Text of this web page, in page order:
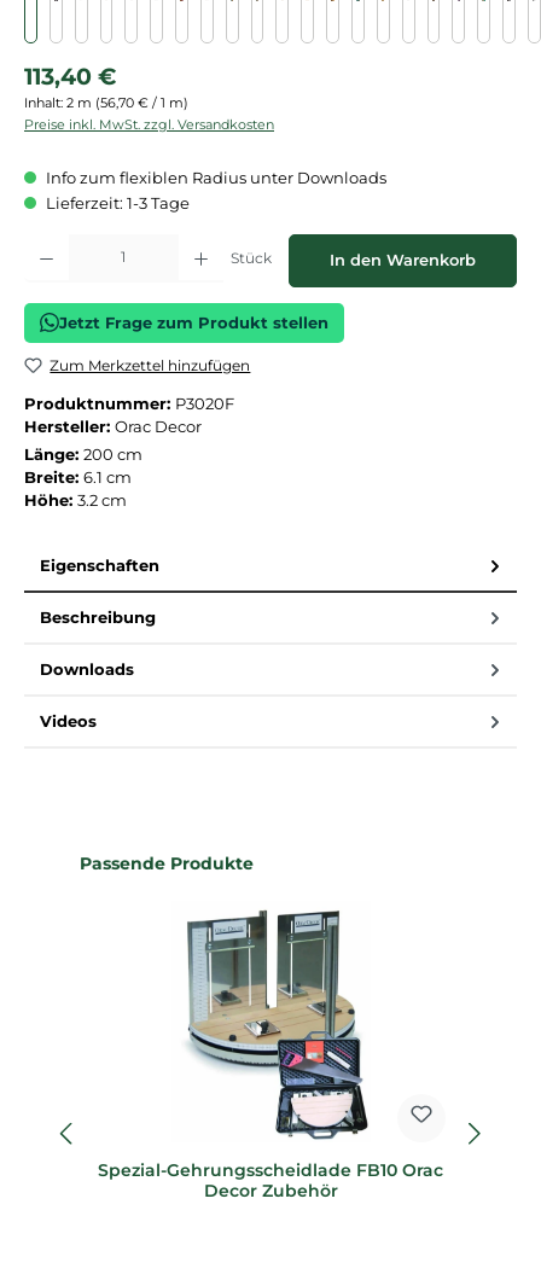
Regulärer Preis:
113,40 €
Inhalt: 2 m (56,70 € / 1 m)
Preise inkl. MwSt. zzgl. Versandkosten
Info zum flexiblen Radius unter Downloads
Lieferzeit: 1-3 Tage
Produkt Anzahl: Gib den gewünschten Wert ein oder benutze die
Stück In den Warenkorb
Jetzt Frage zum Produkt stellen
Zum Merkzettel hinzufügen
Produktnummer: P3020F
Hersteller: Orac Decor
Länge: 200 cm
Breite: 6.1 cm
Höhe: 3.2 cm
Eigenschaften
Beschreibung
Downloads
Videos
Produktgalerie überspringen
Passende Produkte
Spezial-Gehrungsscheidlade FB10 Orac
Decor Zubehör